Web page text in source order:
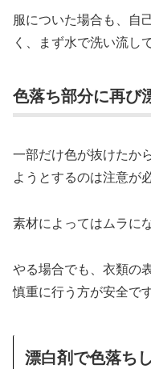
服についた場合も、自
く、まず水で洗い流し
色落ち部分に再び
一部だけ色が抜けたか
ようとするのは注意が
素材によってはムラに
やる場合でも、衣類の
慎重に行う方が安全です
漂白剤で色落ち